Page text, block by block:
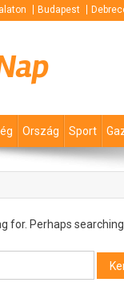
Budapest
Ország Sport
for. Perhaps searching